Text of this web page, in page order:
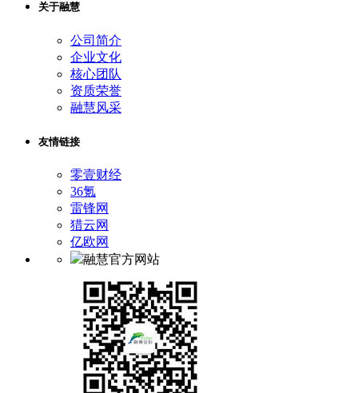
关于融慧
公司简介
企业文化
核心团队
资质荣誉
融慧风采
友情链接
零壹财经
36氪
雷锋网
猎云网
亿欧网
融慧官方网站